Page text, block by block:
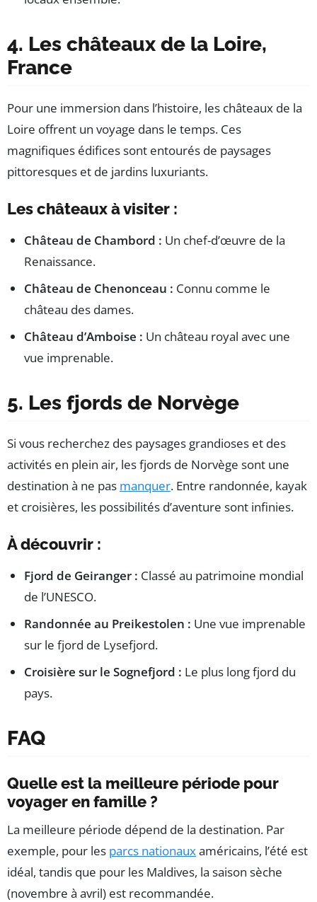
4. Les châteaux de la Loire,
France
Pour une immersion dans l’histoire, les châteaux de la
Loire offrent un voyage dans le temps. Ces
magnifiques édifices sont entourés de paysages
pittoresques et de jardins luxuriants.
Les châteaux à visiter :
Château de Chambord : Un chef-d’œuvre de la
Renaissance.
Château de Chenonceau : Connu comme le
château des dames.
Château d’Amboise : Un château royal avec une
vue imprenable.
5. Les fjords de Norvège
Si vous recherchez des paysages grandioses et des
activités en plein air, les fjords de Norvège sont une
destination à ne pas manquer. Entre randonnée, kayak
et croisières, les possibilités d’aventure sont infinies.
À découvrir :
Fjord de Geiranger : Classé au patrimoine mondial
de l’UNESCO.
Randonnée au Preikestolen : Une vue imprenable
sur le fjord de Lysefjord.
Croisière sur le Sognefjord : Le plus long fjord du
pays.
FAQ
Quelle est la meilleure période pour
voyager en famille ?
La meilleure période dépend de la destination. Par
exemple, pour les parcs nationauxaméricains, l’été est
idéal, tandis que pour les Maldives, la saison sèche
(novembre à avril) est recommandée.